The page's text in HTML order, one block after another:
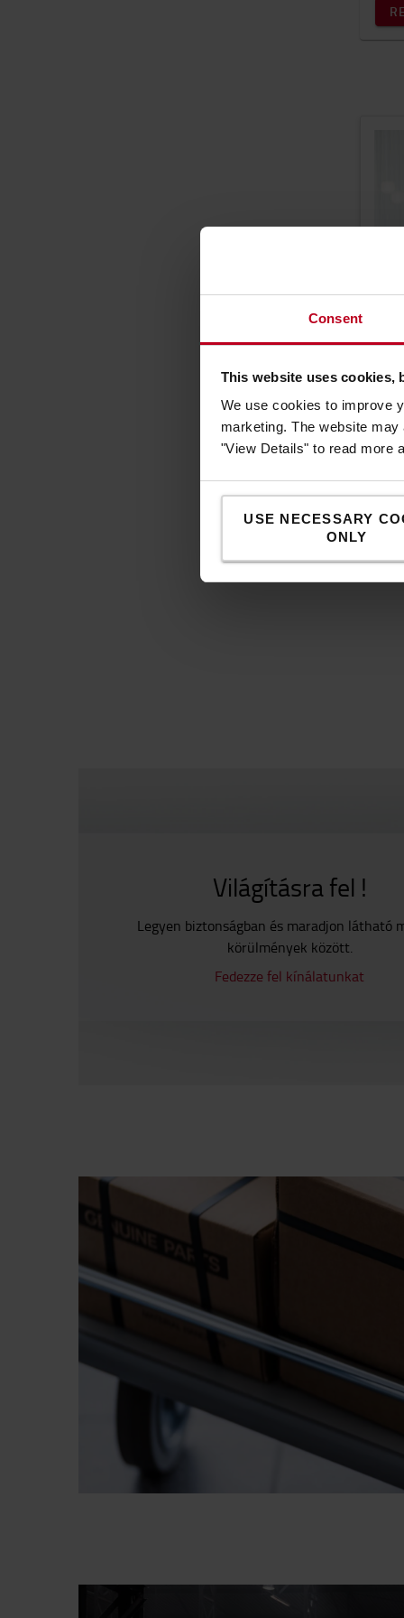
Consent
This website uses cookies,
We use cookies to improve
marketing. The website
"View Details" to read more
USE NECESSARY
ONLY
Világításra fel !
Legyen biztonságban és maradjon látható
körülmények között.
Fedezze fel kínálatunkat